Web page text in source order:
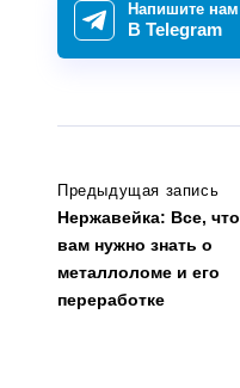
Напишите нам
В Telegram
Предыдущая запись
Нержавейка: Все, что
вам нужно знать о
металлоломе и его
переработке